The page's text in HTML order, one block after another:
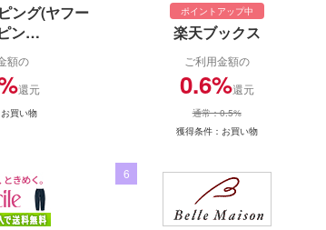
ング(ヤフー
ン…
額の
還元
買い物
ポイントアップ中
楽天ブックス
ご利用金額の
0.6%還元
通常：0.5%
獲得条件：お買い物
6